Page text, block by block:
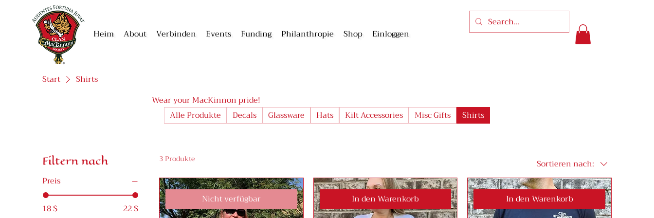
Heim About Verbinden Events Funding Philanthropie Shop Einloggen
Start
Shirts
Wear your MacKinnon pride!
Alle Produkte
Decals Glassware Hats Kilt Accessories Misc Gifts Shirts
Filtern nach
Preis
18 $
22 $
3 Produkte Sortieren nach:
Nicht verfügbar In den Warenkorb In den Warenkorb